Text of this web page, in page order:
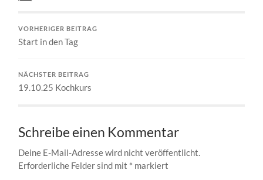
VORHERIGER BEITRAG
Start in den Tag
NÄCHSTER BEITRAG
19.10.25 Kochkurs
Schreibe einen Kommentar
Deine E-Mail-Adresse wird nicht veröffentlicht.
Erforderliche Felder sind mit * markiert